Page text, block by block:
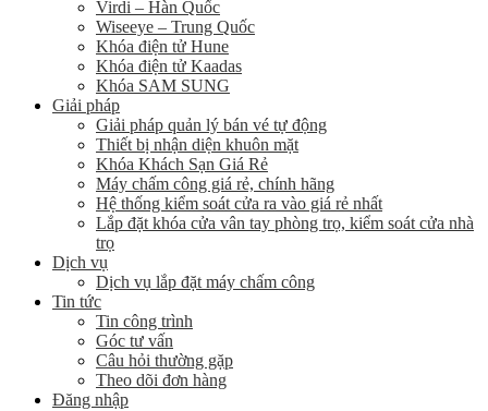
Virdi – Hàn Quốc
Wiseeye – Trung Quốc
Khóa điện tử Hune
Khóa điện tử Kaadas
Khóa SAM SUNG
Giải pháp
Giải pháp quản lý bán vé tự động
Thiết bị nhận diện khuôn mặt
Khóa Khách Sạn Giá Rẻ
Máy chấm công giá rẻ, chính hãng
Hệ thống kiểm soát cửa ra vào giá rẻ nhất
Lắp đặt khóa cửa vân tay phòng trọ, kiểm soát cửa nhà
trọ
Dịch vụ
Dịch vụ lắp đặt máy chấm công
Tin tức
Tin công trình
Góc tư vấn
Câu hỏi thường gặp
Theo dõi đơn hàng
Đăng nhập